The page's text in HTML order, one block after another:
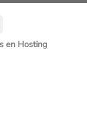
en Hosting